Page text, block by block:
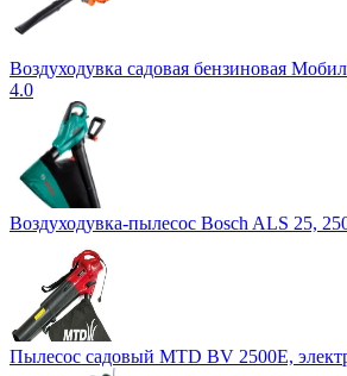
Воздуходувка садовая бензиновая
4.0
Воздуходувка-пылесос Bosch ALS 25,
Пылесос садовый MTD BV 2500E,